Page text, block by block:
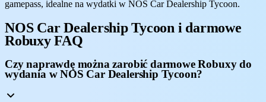
gamepass, idealne na wydatki w NOS Car Dealership Tycoon.
NOS Car Dealership Tycoon i darmowe
Robuxy FAQ
Czy naprawdę można zarobić darmowe Robuxy do
wydania w NOS Car Dealership Tycoon?